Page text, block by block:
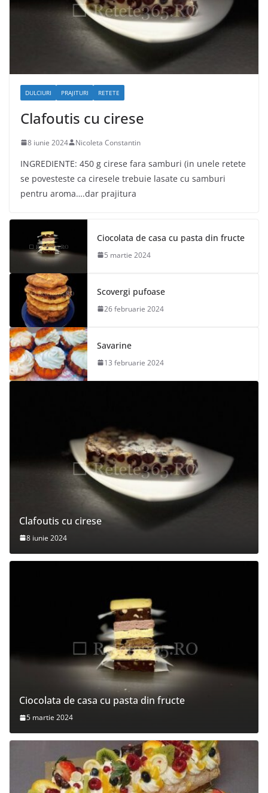
DULCIURI PRAJITURI RETETE
Clafoutis cu cirese
8 iunie 2024 Nicoleta Constantin
INGREDIENTE: 450 g cirese fara samburi (in unele retete
se povesteste ca ciresele trebuie lasate cu samburi
pentru aroma….dar prajitura
Ciocolata de casa cu pasta din fructe
5 martie 2024
Scovergi pufoase
26 februarie 2024
Savarine
13 februarie 2024
Clafoutis cu cirese
8 iunie 2024
Ciocolata de casa cu pasta din fructe
5 martie 2024